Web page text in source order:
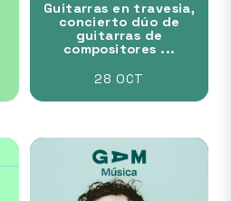
Guitarras en travesia,
concierto dúo de
guitarras de
compositores ...
28 OCT